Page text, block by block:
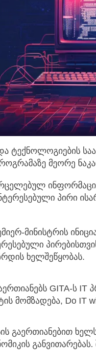
ტექნოლოგიების
მეორე
პირი
მინისტრის
ხელშეწყობას.
GITA-ს
მომზადება, Do IT
გაერთიანებით ხელს